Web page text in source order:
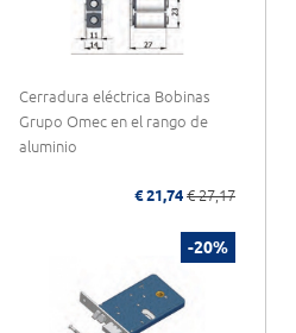
Cerradura eléctrica Bobinas
Grupo Omec en el rango de
aluminio
€ 21,74 € 27,17
-20%